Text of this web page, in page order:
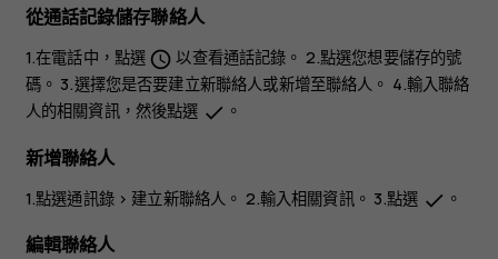
從通話記錄儲存聯絡人
1.在電話中，點選 schedule 以查看通話記錄。 2.點選您想要儲存的號
碼。 3.選擇您是否要建立新聯絡人或新增至聯絡人 。 4.輸入聯絡
人的相關資訊，然後點選 done 。
新增聯絡人
1.點選通訊錄> 建立新聯絡人 。 2.輸入相關資訊。 3.點選 done 。
編輯聯絡人